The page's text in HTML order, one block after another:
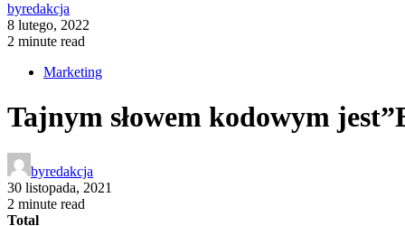
byredakcja
8 lutego, 2022
2 minute read
Marketing
Tajnym słowem kodowym
byredakcja
30 listopada, 2021
2 minute read
Total